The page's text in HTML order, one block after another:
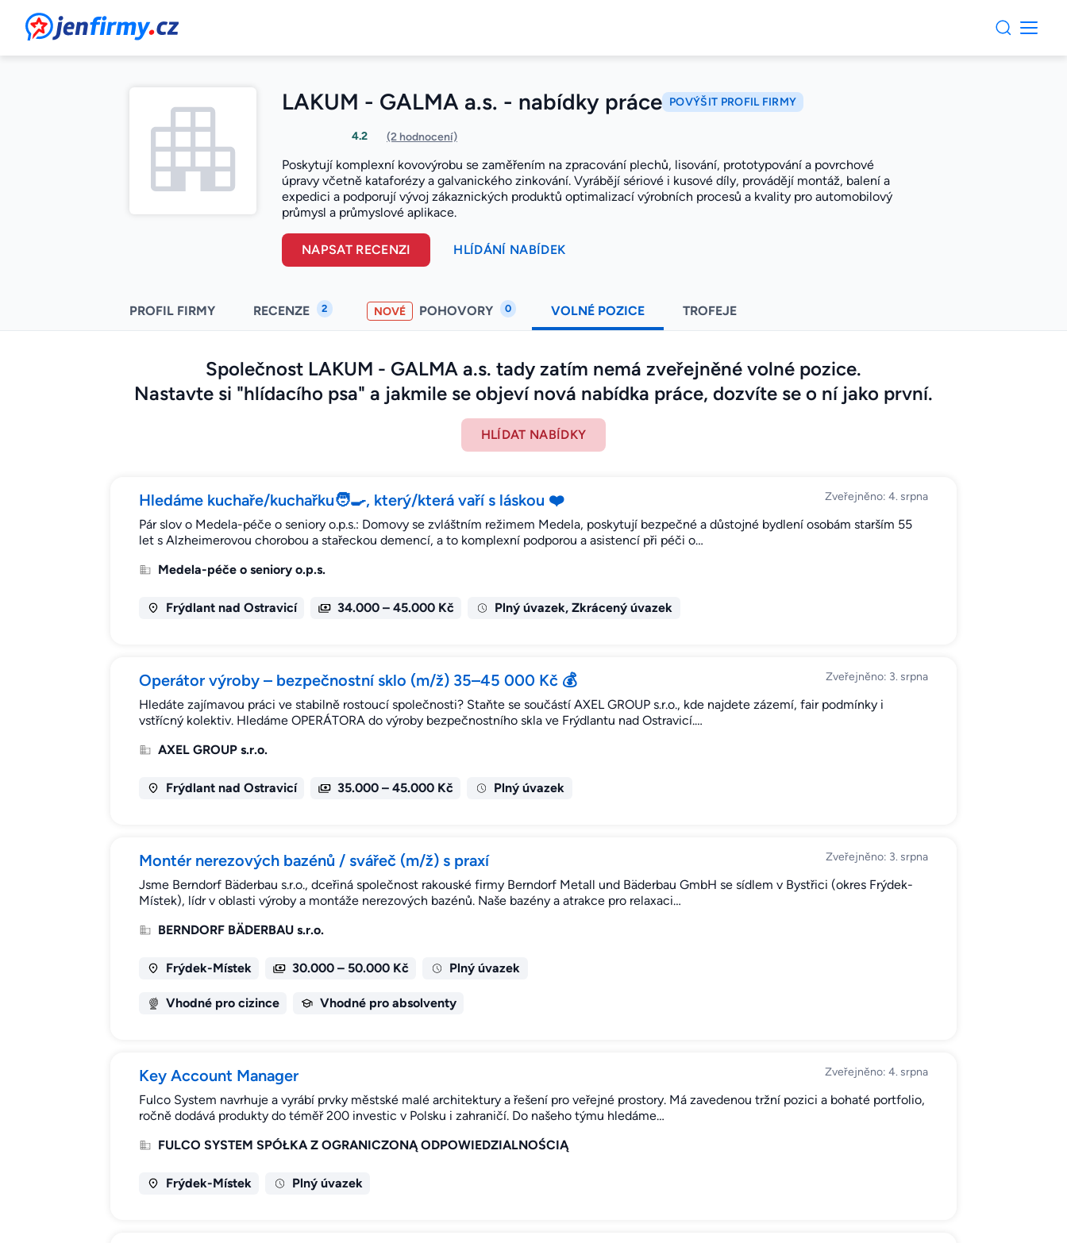
JenFirmy.cz
LAKUM - GALMA a.s. - nabídky práce POVÝŠIT PROFIL FIRMY
4.2 (2 hodnocení)
Poskytují komplexní kovovýrobu se zaměřením na zpracování plechů, lisování, prototypování a povrchové
úpravy včetně kataforézy a galvanického zinkování. Vyrábějí sériové i kusové díly, provádějí montáž, balení a
expedici a podporují vývoj zákaznických produktů optimalizací výrobních procesů a kvality pro automobilový
průmysl a průmyslové aplikace.
NAPSAT RECENZI HLÍDÁNÍ NABÍDEK
PROFIL FIRMY RECENZE 2 NOVÉ POHOVORY 0 VOLNÉ POZICE TROFEJE
Společnost LAKUM - GALMA a.s. tady zatím nemá zveřejněné volné pozice.
Nastavte si "hlídacího psa" a jakmile se objeví nová nabídka práce, dozvíte se o ní jako první.
HLÍDAT NABÍDKY
Hledáme kuchaře/kuchařku🧑‍🍳, který/která vaří s láskou ❤️ Zveřejněno: 4. srpna
Pár slov o Medela-péče o seniory o.p.s.: Domovy se zvláštním režimem Medela, poskytují bezpečné a důstojné bydlení osobám starším 55
let s Alzheimerovou chorobou a stařeckou demencí, a to komplexní podporou a asistencí při péči o…
Medela-péče o seniory o.p.s.
Frýdlant nad Ostravicí 34.000 – 45.000 Kč Plný úvazek, Zkrácený úvazek
Operátor výroby – bezpečnostní sklo (m/ž) 35–45 000 Kč 💰 Zveřejněno: 3. srpna
Hledáte zajímavou práci ve stabilně rostoucí společnosti? Staňte se součástí AXEL GROUP s.r.o., kde najdete zázemí, fair podmínky i
vstřícný kolektiv. Hledáme OPERÁTORA do výroby bezpečnostního skla ve Frýdlantu nad Ostravicí.…
AXEL GROUP s.r.o.
Frýdlant nad Ostravicí 35.000 – 45.000 Kč Plný úvazek
Montér nerezových bazénů / svářeč (m/ž) s praxí Zveřejněno: 3. srpna
Jsme Berndorf Bäderbau s.r.o., dceřiná společnost rakouské firmy Berndorf Metall und Bäderbau GmbH se sídlem v Bystřici (okres Frýdek-
Místek), lídr v oblasti výroby a montáže nerezových bazénů. Naše bazény a atrakce pro relaxaci…
BERNDORF BÄDERBAU s.r.o.
Frýdek-Místek 30.000 – 50.000 Kč Plný úvazek
Vhodné pro cizince Vhodné pro absolventy
Key Account Manager Zveřejněno: 4. srpna
Fulco System navrhuje a vyrábí prvky městské malé architektury a řešení pro veřejné prostory. Má zavedenou tržní pozici a bohaté portfolio,
ročně dodává produkty do téměř 200 investic v Polsku i zahraničí. Do našeho týmu hledáme…
FULCO SYSTEM SPÓŁKA Z OGRANICZONĄ ODPOWIEDZIALNOŚCIĄ
Frýdek-Místek Plný úvazek